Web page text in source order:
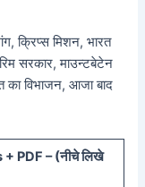
क्रिप्स मिशन, भारत
सरकार, माउन्टबेटेन
का विभाजन, आजा बाद
PDF – (नीचेलिखे